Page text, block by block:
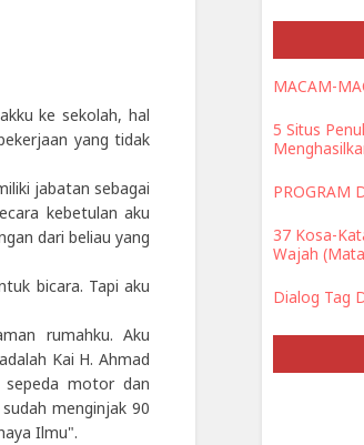
ke sekolah, hal
yang tidak
jabatan sebagai
kebetulan aku
dari beliau yang
bicara. Tapi aku
rumahku. Aku
Kai H. Ahmad
sepeda motor dan
menginjak 90
Ilmu".
MACAM-
5 Situs
PROGRAM
37 Kosa-
Wajah
Dialog Tag